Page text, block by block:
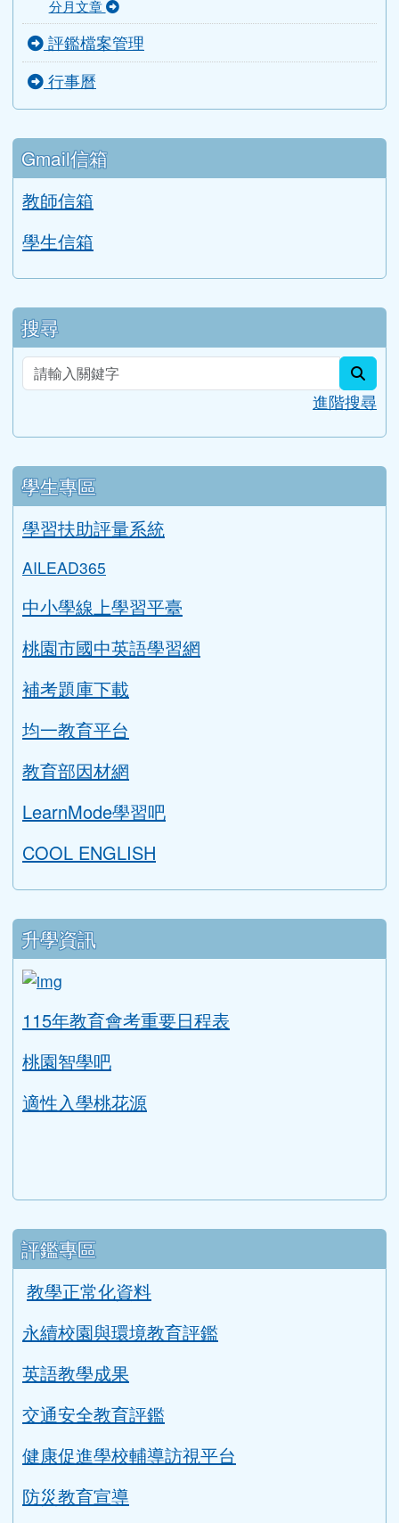
分月文章
評鑑檔案管理
行事曆
Gmail信箱
教師信箱
學生信箱
搜尋
進階搜尋
學生專區
學習扶助評量系統
AILEAD365
中小學線上學習平臺
桃園市國中英語學習網
補考題庫下載
均一教育平台
教育部因材網
LearnMode學習吧
COOL ENGLISH
升學資訊
ink to https://tyc.entry.edu.tw/NoExamImitate_TL/
115年教育會考重要日程表
桃園智學吧
適性入學桃花源
評鑑專區
教學正常化資料
永續校園與環境教育評鑑
英語教學成果
交通安全教育評鑑
健康促進學校輔導訪視平台
防災教育宣導